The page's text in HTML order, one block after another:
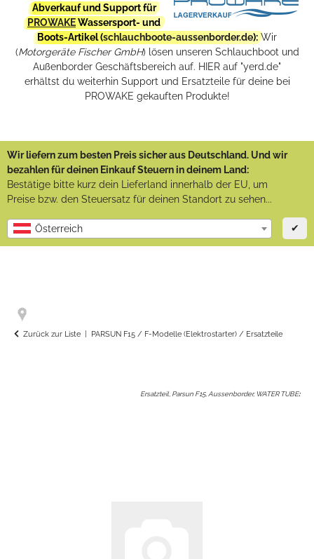
Abverkauf und Support für
PROWAKEWassersport- und
Boots-Artikel (schlauchboote-aussenborder.de): Wir
(Motorgeräte Fischer GmbH) lösen unseren Schlauchboot und
Außenborder Geschäftsbereich auf. HIER auf "yerd.de"
erhältst du weiterhin Support und Ersatzteile für deine bei
PROWAKE gekauften Produkte!
Wir liefern zum besten Preis sicher aus Deutschland. Und wir
bezahlen für deinen Einkauf Steuern in deinem Land:
Bestätige bitte kurz dein Lieferland innerhalb der EU, um
Preise bzw. den Steuersatz für deinen Standort zu sehen...
Österreich ✔
Zurück zur Liste PARSUN F15 / F-Modelle (Elektrostarter) / Ersatzteile
Ersatzteil, Parsun F15, Aussenborder, WATER TUBE: